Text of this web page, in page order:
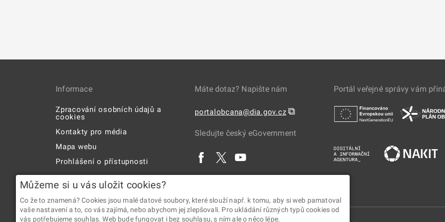
Informace
Zpracování osobních údajů a
cookies
Kontakty pro média
Mapa webu
Prohlášení o přístupnosti
Máte dotaz? Napište nám
portalobcana@dia.gov.cz ⧉
Sledujte český eGovernment
Portál veřejné správy vám
Můžeme si u vás uložit cookies?
Co že to znamená? Cookies jsou malé datové soubory, které slouží např. k tomu, aby si web pamatoval
vaše nastavení a to, co vás zajímá, nebo abychom jej zlepšovali. Pro ukládání různých typů cookies od
vás potřebujeme souhlas. Web bude fungovat i bez souhlasu, s ním ale o něco lépe.